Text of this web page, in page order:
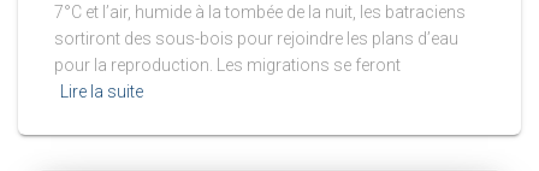
7°C et l’air, humide à la tombée de la nuit, les batraciens
sortiront des sous-bois pour rejoindre les plans d’eau
pour la reproduction. Les migrations se feront
Lire la suite